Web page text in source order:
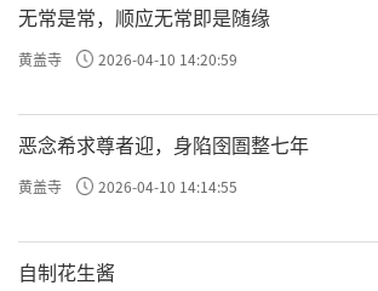
无常是常，顺应无常即是随缘
黄盖寺 2026-04-10 14:20:59
恶念希求尊者迎，身陷囹圄整七年
黄盖寺 2026-04-10 14:14:55
自制花生酱